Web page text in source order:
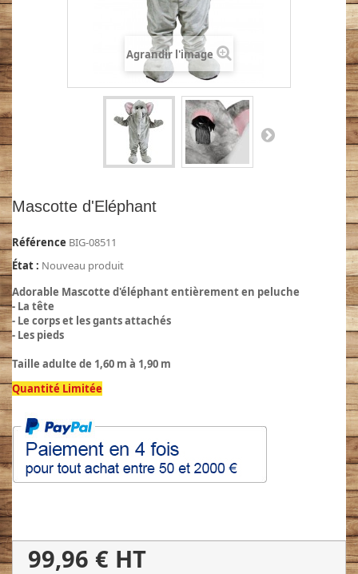
Agrandir l'image
Mascotte d'Eléphant
Référence BIG-08511
État : Nouveau produit
Adorable Mascotte d'éléphant entièrement en peluche
- La tête
- Le corps et les gants attachés
- Les pieds
Taille adulte de 1,60 m à 1,90 m
Quantité Limitée
99,96 € HT